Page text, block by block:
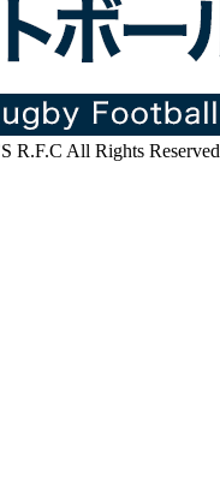
R.F.C All Rights Reserved